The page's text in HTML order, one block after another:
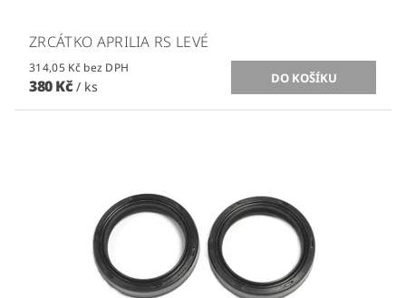
ZRCÁTKO APRILIA RS LEVÉ
314,05 Kč bez DPH
380 Kč / ks